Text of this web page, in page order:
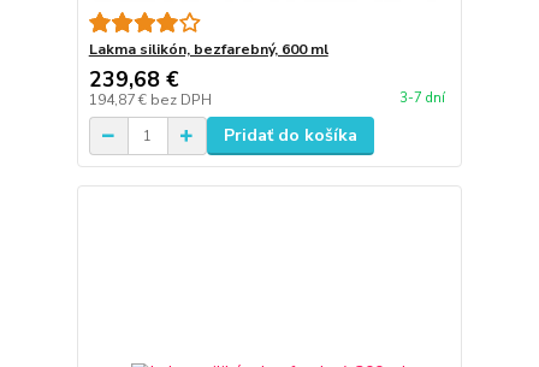
Lakma silikón, bezfarebný, 600 ml
239,68 €
194,87 € bez DPH 3-7 dní
Pridať do košíka